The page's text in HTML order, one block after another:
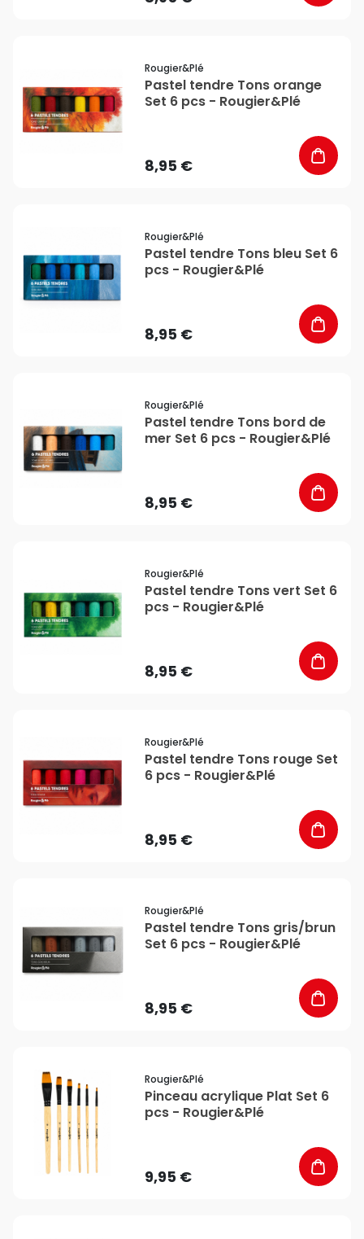
Rougier&plé
Pastel tendre Tons orange
Set 6 pcs - Rougier&Plé
8,95 €
Rougier&plé
Pastel tendre Tons bleu Set 6
pcs - Rougier&Plé
8,95 €
Rougier&plé
Pastel tendre Tons bord de
mer Set 6 pcs - Rougier&Plé
8,95 €
Rougier&plé
Pastel tendre Tons vert Set 6
pcs - Rougier&Plé
8,95 €
Rougier&plé
Pastel tendre Tons rouge Set
6 pcs - Rougier&Plé
8,95 €
Rougier&plé
Pastel tendre Tons gris/brun
Set 6 pcs - Rougier&Plé
8,95 €
Rougier&plé
Pinceau acrylique Plat Set 6
pcs - Rougier&Plé
9,95 €